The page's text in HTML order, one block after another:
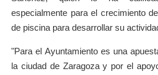
especialmente para el crecimiento
de piscina para desarrollar su
"Para el Ayuntamiento es una
la ciudad de Zaragoza y por el